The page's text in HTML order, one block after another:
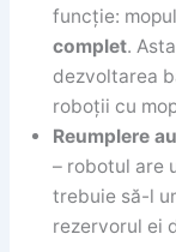
funcție:
complet.
dezvoltarea
roboții cu
Reumplere
– robotul are
trebuie să-l
rezervorul ei